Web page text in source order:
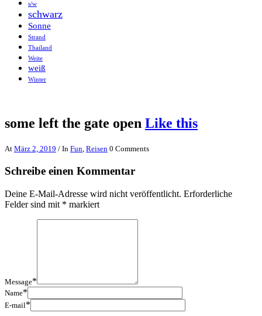
s/w
schwarz
Sonne
Strand
Thailand
Weite
weiß
Winter
some left the gate open Like this
At März 2, 2019 / In Fun, Reisen 0 Comments
Schreibe einen Kommentar
Deine E-Mail-Adresse wird nicht veröffentlicht. Erforderliche
Felder sind mit * markiert
Message*
Name*
E-mail*